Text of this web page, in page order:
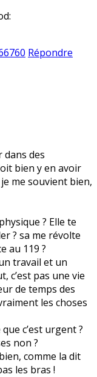
Répondre
dans des
bien y en avoir
me souvient bien,
? Elle te
? sa me révolte
au 119 ?
travail et un
c’est pas une vie
de temps des
les choses
c’est urgent ?
non ?
comme la dit
les bras !